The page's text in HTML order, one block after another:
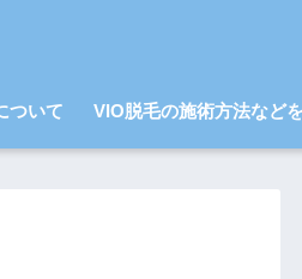
ついて VIO脱毛の施術方法など